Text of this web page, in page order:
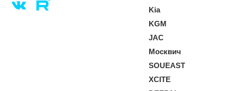
Kia
KGM
JAC
Москвич
SOUEAST
XCITE